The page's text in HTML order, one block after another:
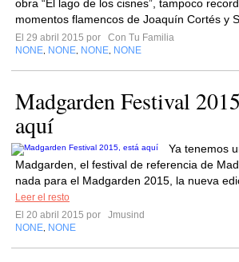
obra “El lago de los cisnes”, tampoco
momentos flamencos de Joaquín Cortés y
El 29 abril 2015 por
Con Tu Familia
NONE NONE NONE NONE
Madgarden Festival
aquí
Ya tenemos
Madgarden, el festival de referencia de
nada para el Madgarden 2015, la nueva
Leer el resto
El 20 abril 2015 por
Jmusind
NONE NONE